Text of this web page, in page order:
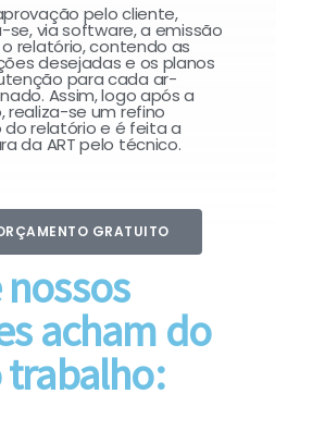
pelo cliente,
se, via software, a emissão
relatório, contendo as
desejadas e os planos
para cada ar-
Assim, logo após a
realiza-se um refino
relatório e é feita a
da ART pelo técnico.
GRATUITO
acham do
trabalho: